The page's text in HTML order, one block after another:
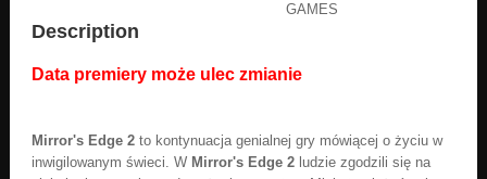
GAMES
Description
Data premiery może ulec zmianie
Mirror's Edge 2 to kontynuacja genialnej gry mówiącej o życiu w
inwigilowanym świeci. W Mirror's Edge 2 ludzie zgodzili się na